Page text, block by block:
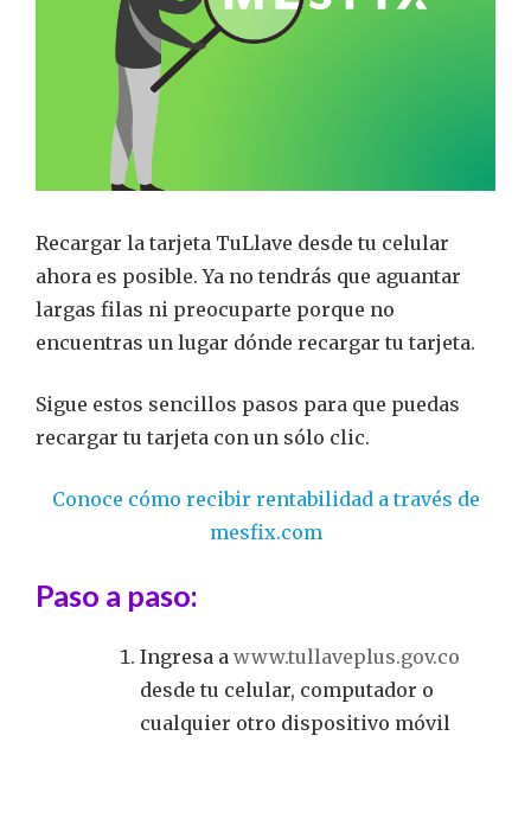
Recargar la tarjeta TuLlave desde tu celular
ahora es posible. Ya no tendrás que aguantar
largas filas ni preocuparte porque no
encuentras un lugar dónde recargar tu tarjeta.
Sigue estos sencillos pasos para que puedas
recargar tu tarjeta con un sólo clic.
Conoce cómo recibir rentabilidad a través de
mesfix.com
Paso a paso:
Ingresa a www.tullaveplus.gov.co
desde tu celular, computador o
cualquier otro dispositivo móvil